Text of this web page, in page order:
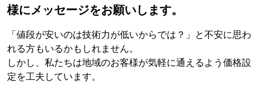
様にメッセージをお願いします。
「値段が安いのは技術力が低いからでは？」と不安に思わ
れる方もいるかもしれません。
しかし、私たちは地域のお客様が気軽に通えるよう価格設
定を工夫しています。